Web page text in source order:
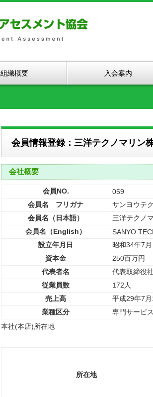
組織概要 入会案内
会員情報登録：三洋テクノマリン
会社概要
会員NO.
059
会員名 フリガナ
サンヨウテ
会員名（日本語）
三洋テクノ
会員名（English）
SANYO
設立年月日
昭和34年7月
資本金
250百万円
代表者名
代表取締
従業員数
172人
売上高
平成29年7
業種区分
専門サービ
本社(本店)所在地
所在地